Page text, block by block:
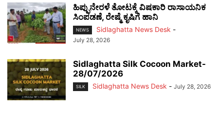
ಹಿಪ್ಪುನೇರಳೆ ತೋಟಕ್ಕೆ ವಿಷಕಾರಿ ರಾಸಾಯನಿಕ
ಸಿಂಪಡಣೆ, ರೇಷ್ಮೆ ಕೃಷಿಗೆ ಹಾನಿ
NEWS Sidlaghatta News Desk -
July 28, 2026
Sidlaghatta Silk Cocoon Market-
28/07/2026
SILK Sidlaghatta News Desk - July 28, 2026